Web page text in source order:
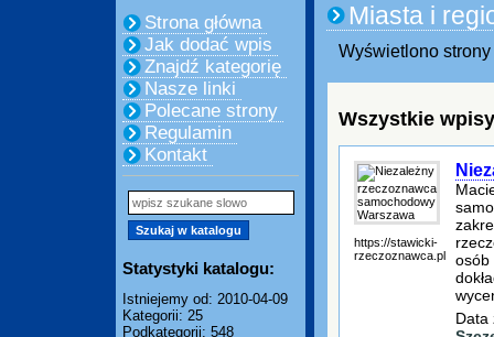
Strona główna
Jak dodać wpis
Znajdź kategorię
Nasze linki
Polecane strony
Regulamin
Kontakt
Statystyki katalogu:
Istniejemy od: 2010-04-09
Kategorii: 25
Podkategorii: 548
Miasta i
Wyświetlono
Wszystkie
https://stawicki-
rzeczoznawca.pl
osób
Data